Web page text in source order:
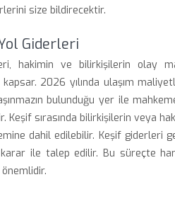
size bildirecektir.
Giderleri
hakimin ve bilirkişilerin olay
2026 yılında ulaşım
bulunduğu yer ile
Keşif sırasında bilirkişilerin veya
dahil edilebilir. Keşif giderleri
ile talep edilir. Bu süreçte